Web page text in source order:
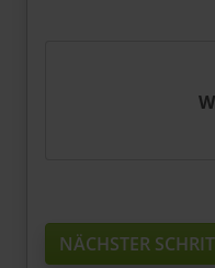
NÄCHSTER